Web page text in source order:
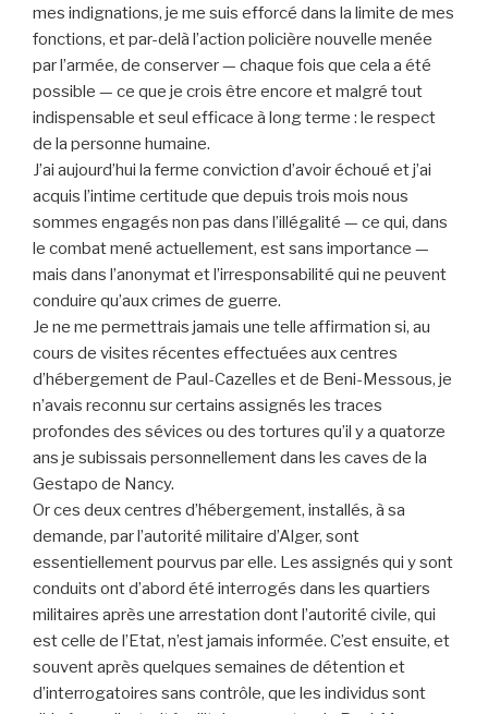
mes indignations, je me suis efforcé dans la limite de mes
fonctions, et par-delà l’action policière nouvelle menée
par l’armée, de conserver — chaque fois que cela a été
possible — ce que je crois être encore et malgré tout
indispensable et seul efficace à long terme : le respect
de la personne humaine.
J’ai aujourd’hui la ferme conviction d’avoir échoué et j’ai
acquis l’intime certitude que depuis trois mois nous
sommes engagés non pas dans l’illégalité — ce qui, dans
le combat mené actuellement, est sans importance —
mais dans l’anonymat et l’irresponsabilité qui ne peuvent
conduire qu’aux crimes de guerre.
Je ne me permettrais jamais une telle affirmation si, au
cours de visites récentes effectuées aux centres
d’hébergement de Paul-Cazelles et de Beni-Messous, je
n’avais reconnu sur certains assignés les traces
profondes des sévices ou des tortures qu’il y a quatorze
ans je subissais personnellement dans les caves de la
Gestapo de Nancy.
Or ces deux centres d’hébergement, installés, à sa
demande, par l’autorité militaire d’Alger, sont
essentiellement pourvus par elle. Les assignés qui y sont
conduits ont d’abord été interrogés dans les quartiers
militaires après une arrestation dont l’autorité civile, qui
est celle de l’Etat, n’est jamais informée. C’est ensuite, et
souvent après quelques semaines de détention et
d’interrogatoires sans contrôle, que les individus sont